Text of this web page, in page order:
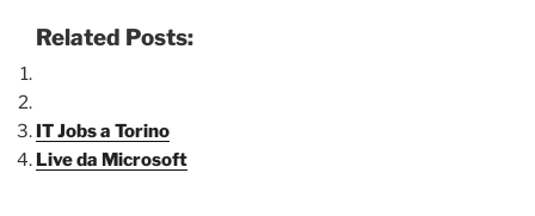
Related Posts:
IT Jobs a Torino
Live da Microsoft